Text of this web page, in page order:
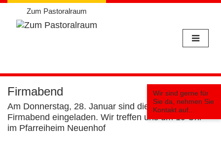
Weiter
zum
Zum Pastoralraum
Wir sind gerne für
Sie da, nehmen Sie
Kontakt auf...
Firmabend
Am Donnerstag, 28. Januar sind die Firmanden zum
Firmabend eingeladen. Wir treffen uns um 19 Uhr
im Pfarreiheim Neuenhof